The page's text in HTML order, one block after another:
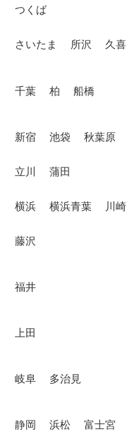
つくば
さいたま 所沢 久喜
千葉 柏 船橋
新宿 池袋 秋葉原
立川 蒲田
横浜 横浜青葉 川崎
藤沢
福井
上田
岐阜 多治見
静岡 浜松 富士宮